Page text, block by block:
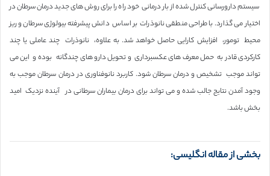
سیستم دارورسانی کنترل شده از بار درمانی خود راه را برای روش های جدید درمان سرطان در
اختیار می گذارد. با طراحی منطقی نانوذرات بر اساس دانش پیشرفته بیولوژی سرطان و ریز
محیط تومور، افزایش کارایی حاصل خواهد شد. به علاوه، نانوذرات چند عاملی یا چند
کارکردی قادر به حمل معرف های عکسبرداری و تحویل دارو های چندگانه بوده و این می
تواند موجب تشخیص و درمان سرطان شود. کاربرد نانوفناوری در درمان سرطان موجب به
وجود آمدن نتایج جالب شده و می تواند برای درمان بیماران سرطانی در آینده نزدیک امید
بخش باشد.
بخشی از مقاله انگلیسی: